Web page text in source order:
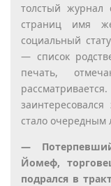
толстый журнал
страниц имя
социальный
— список
печать,
стало очередным
—
Йомеф,
подрался в